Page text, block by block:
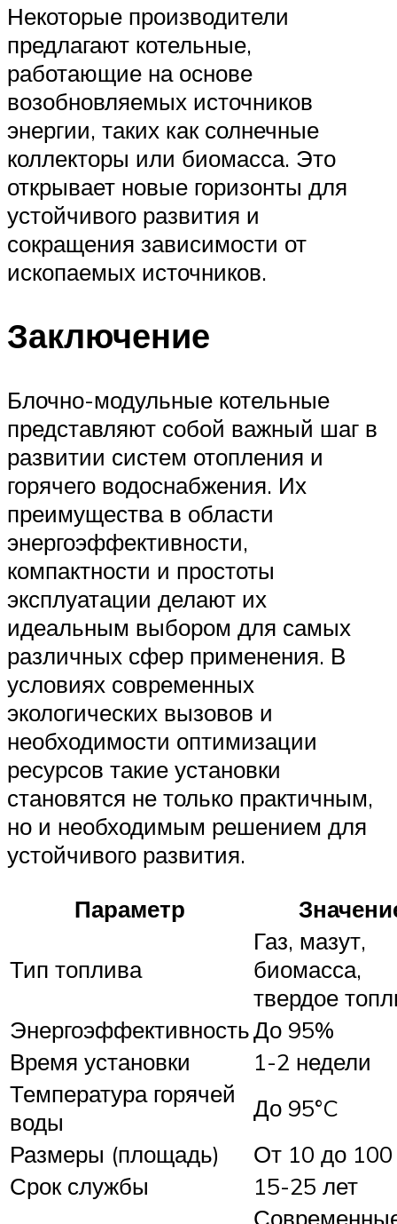
Некоторые производители
предлагают котельные,
работающие на основе
возобновляемых источников
энергии, таких как солнечные
коллекторы или биомасса. Это
открывает новые горизонты для
устойчивого развития и
сокращения зависимости от
ископаемых источников.
Заключение
Блочно-модульные котельные
представляют собой важный шаг в
развитии систем отопления и
горячего водоснабжения. Их
преимущества в области
энергоэффективности,
компактности и простоты
эксплуатации делают их
идеальным выбором для самых
различных сфер применения. В
условиях современных
экологических вызовов и
необходимости оптимизации
ресурсов такие установки
становятся не только практичным,
но и необходимым решением для
устойчивого развития.
Параметр
Тип топлива
Газ, мазут,
биомасса,
твердое
ЭнергоэффективностьДо 95%
Время установки
1-2 недели
Температура горячей
воды
До 95°C
Размеры (площадь)
От 10 до 100
Срок службы
15-25 лет